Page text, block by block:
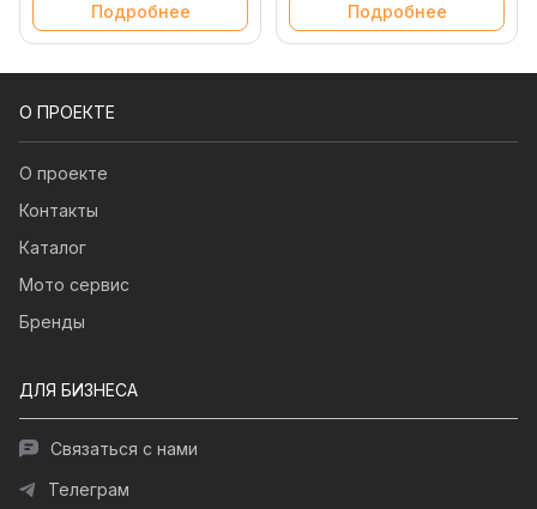
Подробнее Подробнее
О ПРОЕКТЕ
О проекте
Контакты
Каталог
Мото сервис
Бренды
ДЛЯ БИЗНЕСА
Связаться с нами
Телеграм